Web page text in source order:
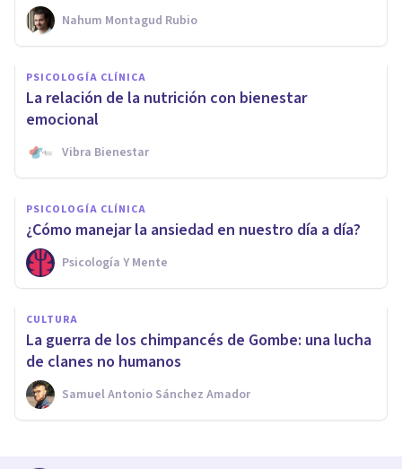
Nahum Montagud Rubio
PSICOLOGÍA CLÍNICA
La relación de la nutrición con bienestar
emocional
Vibra Bienestar
PSICOLOGÍA CLÍNICA
¿Cómo manejar la ansiedad en nuestro día a día?
Psicología Y Mente
CULTURA
La guerra de los chimpancés de Gombe: una lucha
de clanes no humanos
Samuel Antonio Sánchez Amador